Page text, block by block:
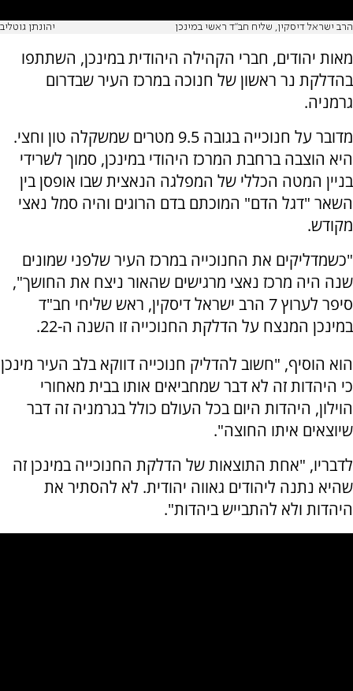
הרב ישראל דיסקין, שליח חב״ד ראשי במינכן יהונתן גוטליב
מאות יהודים, חברי הקהילה היהודית במינכן, השתתפו
בהדלקת נר ראשון של חנוכה במרכז העיר שבדרום
גרמניה.
מדובר על חנוכייה בגובה 9.5 מטרים שמשקלה טון וחצי.
היא הוצבה ברחבת המרכז היהודי במינכן, סמוך לשרידי
בניין המטה הכללי של המפלגה הנאצית שבו אופסן בין
השאר "דגל הדם" המוכתם בדם הרוגים והיה סמל נאצי
מקודש.
"כשמדליקים את החנוכייה במרכז העיר שלפני שמונים
שנה היה מרכז נאצי מרגישים שהאור ניצח את החושך",
סיפר לערוץ 7 הרב ישראל דיסקין, ראש שליחי חב"ד
במינכן המנצח על הדלקת החנוכייה זו השנה ה-22.
הוא הוסיף, "חשוב להדליק חנוכייה דווקא בלב העיר מינכן
כי היהדות זה לא דבר שמחביאים אותו בבית מאחורי
הוילון, היהדות היום בכל העולם כולל בגרמניה זה דבר
שיוצאים איתו החוצה".
לדבריו, "אחת התוצאות של הדלקת החנוכייה במינכן זה
שהיא נתנה ליהודים גאווה יהודית. לא להסתיר את
היהדות ולא להתבייש ביהדות".